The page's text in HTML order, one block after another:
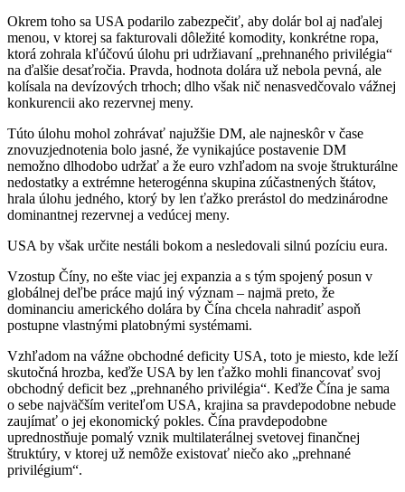
Okrem toho sa USA podarilo zabezpečiť, aby dolár bol aj naďalej
menou, v ktorej sa fakturovali dôležité komodity, konkrétne ropa,
ktorá zohrala kľúčovú úlohu pri udržiavaní „prehnaného privilégia“
na ďalšie desaťročia. Pravda, hodnota dolára už nebola pevná, ale
kolísala na devízových trhoch; dlho však nič nenasvedčovalo vážnej
konkurencii ako rezervnej meny.
Túto úlohu mohol zohrávať najužšie DM, ale najneskôr v čase
znovuzjednotenia bolo jasné, že vynikajúce postavenie DM
nemožno dlhodobo udržať a že euro vzhľadom na svoje štrukturálne
nedostatky a extrémne heterogénna skupina zúčastnených štátov,
hrala úlohu jedného, ​​ktorý by len ťažko prerástol do medzinárodne
dominantnej rezervnej a vedúcej meny.
USA by však určite nestáli bokom a nesledovali silnú pozíciu eura.
Vzostup Číny, no ešte viac jej expanzia a s tým spojený posun v
globálnej deľbe práce majú iný význam – najmä preto, že
dominanciu amerického dolára by Čína chcela nahradiť aspoň
postupne vlastnými platobnými systémami.
Vzhľadom na vážne obchodné deficity USA, toto je miesto, kde leží
skutočná hrozba, keďže USA by len ťažko mohli financovať svoj
obchodný deficit bez „prehnaného privilégia“. Keďže Čína je sama
o sebe najväčším veriteľom USA, krajina sa pravdepodobne nebude
zaujímať o jej ekonomický pokles. Čína pravdepodobne
uprednostňuje pomalý vznik multilaterálnej svetovej finančnej
štruktúry, v ktorej už nemôže existovať niečo ako „prehnané
privilégium“.